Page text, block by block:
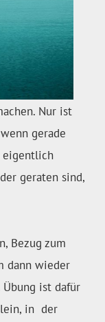
Nur ist
gerade
eigentlich
geraten sind,
Bezug zum
dann wieder
ist dafür
in der